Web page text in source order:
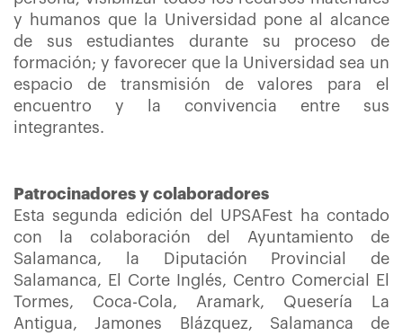
y humanos que la Universidad pone al alcance
de sus estudiantes durante su proceso de
formación; y favorecer que la Universidad sea un
espacio de transmisión de valores para el
encuentro y la convivencia entre sus
integrantes.
Patrocinadores y colaboradores
Esta segunda edición del UPSAFest ha contado
con la colaboración del Ayuntamiento de
Salamanca, la Diputación Provincial de
Salamanca, El Corte Inglés, Centro Comercial El
Tormes, Coca-Cola, Aramark, Quesería La
Antigua, Jamones Blázquez, Salamanca de